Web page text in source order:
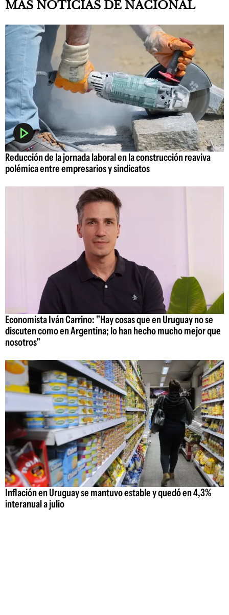
MAS NOTICIAS DE NACIONAL
Reducción de la jornada laboral en la construcción reaviva
polémica entre empresarios y sindicatos
Economista Iván Carrino: "Hay cosas que en Uruguay no se
discuten como en Argentina; lo han hecho mucho mejor que
nosotros"
Inflación en Uruguay se mantuvo estable y quedó en 4,3%
interanual a julio